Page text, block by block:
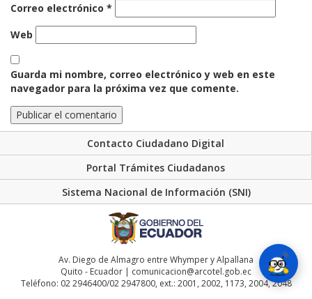
Correo electrónico *
Web
Guarda mi nombre, correo electrónico y web en este
navegador para la próxima vez que comente.
Contacto Ciudadano Digital
Portal Trámites Ciudadanos
Sistema Nacional de Información (SNI)
Av. Diego de Almagro entre Whymper y Alpallana
Quito - Ecuador | comunicacion@arcotel.gob.ec
Teléfono: 02 2946400/02 2947800, ext.: 2001, 2002, 1173, 2004, 2048